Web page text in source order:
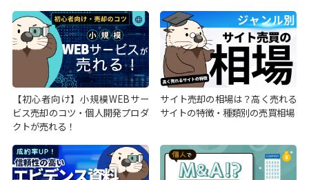
【初心者向け】小規模WEBサー
ビス売却のコツ・個人開発プロダ
クトが売れる！
サイト売却の相場は？高く売れる
サイトの特徴・種類別の売買相場